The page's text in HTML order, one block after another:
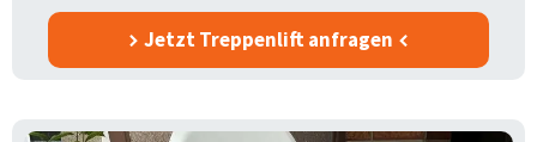
Jetzt Treppenlift anfragen